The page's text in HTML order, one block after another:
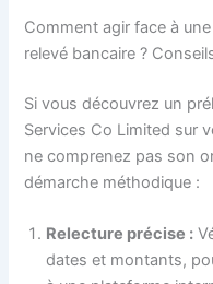
Comment agir face à
relevé bancaire ?
Si vous découvrez un
Services Co Limited sur
ne comprenez pas son
démarche méthodique :
Relecture précise :
dates et montants,